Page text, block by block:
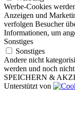
Werbe-Cookies
Anzeigen und
verfolgen Besucher
Informationen, um
Sonstiges
Sonstiges
Andere nicht
werden und noch
SPEICHERN &
Unterstützt von